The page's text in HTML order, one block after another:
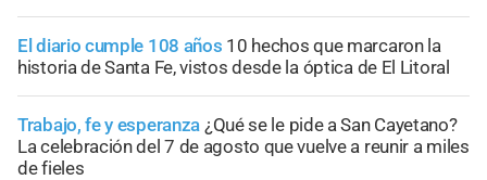
El diario cumple 108 años 10 hechos que marcaron la
historia de Santa Fe, vistos desde la óptica de El Litoral
Trabajo, fe y esperanza ¿Qué se le pide a San Cayetano?
La celebración del 7 de agosto que vuelve a reunir a miles
de fieles